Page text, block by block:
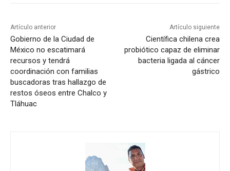
Artículo anterior
Gobierno de la Ciudad de
México no escatimará
recursos y tendrá
coordinación con familias
buscadoras tras hallazgo de
restos óseos entre Chalco y
Tláhuac
Artículo siguiente
Científica chilena crea
probiótico capaz de eliminar
bacteria ligada al cáncer
gástrico